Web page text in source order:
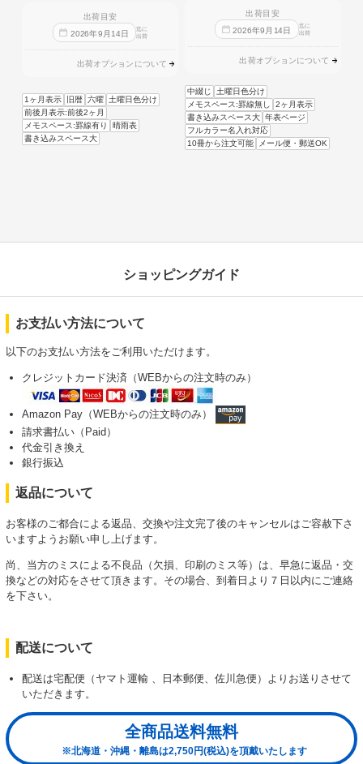
出荷目安
2026年9 月 14日
迄に
出荷
出荷オプションについて
1ヶ月表示 旧暦 六曜
土曜日色分け
前後月表示:前後2ヶ月
メモスペース:罫線有り
晴雨表
書き込みスペース大
出荷目安
2026年9 月 14日
迄に
出荷
出荷オプションについて
中綴じ
土曜日色分け
メモスペース:罫線無し
2ヶ月表示
書き込みスペース大 年表ページ
フルカラー名入れ対応
10冊から注文可能
メール便・郵送OK
ショッピングガイド
お支払い方法について
以下のお支払い方法をご利用いただけます。
クレジットカード決済（WEBからの注文時のみ）
Amazon Pay（WEBからの注文時のみ）
請求書払い（Paid）
代金引き換え
銀行振込
返品について
お客様のご都合による返品、交換や注文完了後のキャンセルはご容赦下さ
いますようお願い申し上げます。
尚、当方のミスによる不良品（欠損、印刷のミス等）は、早急に返品・交
換などの対応をさせて頂きます。その場合、到着日より７日以内にご連絡
を下さい。
配送について
配送は宅配便（ヤマト運輸 、日本郵便、佐川急便）よりお送りさせて
いただきます。
全商品送料無料
※北海道・沖縄・離島は2,750円(税込)を頂戴いたします